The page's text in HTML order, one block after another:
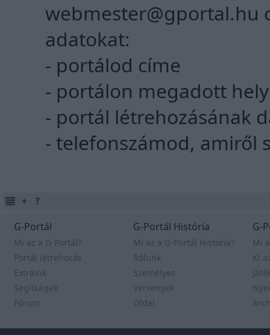
webmester@gportal.hu
adatokat:
- portálod címe
- portálon megadott
- portál létrehozásának
- telefonszámod, amiről
G-Portál
Mi az a G-Portál?
Portál létrehozás
Extráink
Segítségek
Fórum
G-Portál História
Mi az a G-Portál História?
Rólunk
Személyes
Versenyek
Oldal
G-
Mi
Ki